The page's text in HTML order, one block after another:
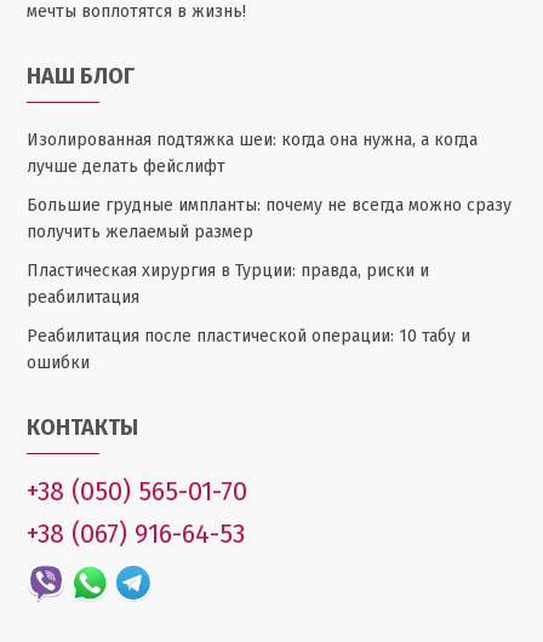
мечты воплотятся в жизнь!
НАШ БЛОГ
Изолированная подтяжка шеи: когда она нужна, а когда
лучше делать фейслифт
Большие грудные импланты: почему не всегда можно сразу
получить желаемый размер
Пластическая хирургия в Турции: правда, риски и
реабилитация
Реабилитация после пластической операции: 10 табу и
ошибки
КОНТАКТЫ
+38 (050) 565-01-70
+38 (067) 916-64-53